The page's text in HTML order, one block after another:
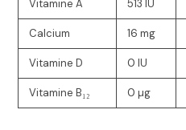
Vitamine A 513 IU
Calcium 16 mg
Vitamine D 0 IU
Vitamine B₁₂ 0 µg